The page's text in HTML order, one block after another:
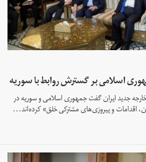
اسلامی بر گسترش روابط با سوریه
جدید ایران گفت جمهوری اسلامی و سوریه در
اقدامات و پیروزی‌های مشترکی خلق» کرده‌اند...